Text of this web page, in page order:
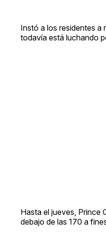
Instó a los residentes a
todavía está luchando
Hasta el jueves, Prince
debajo de las 170 a